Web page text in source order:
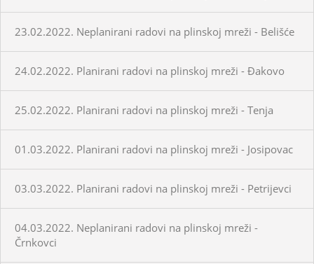
23.02.2022. Neplanirani radovi na plinskoj mreži - Belišće
24.02.2022. Planirani radovi na plinskoj mreži - Đakovo
25.02.2022. Planirani radovi na plinskoj mreži - Tenja
01.03.2022. Planirani radovi na plinskoj mreži - Josipovac
03.03.2022. Planirani radovi na plinskoj mreži - Petrijevci
04.03.2022. Neplanirani radovi na plinskoj mreži -
Črnkovci